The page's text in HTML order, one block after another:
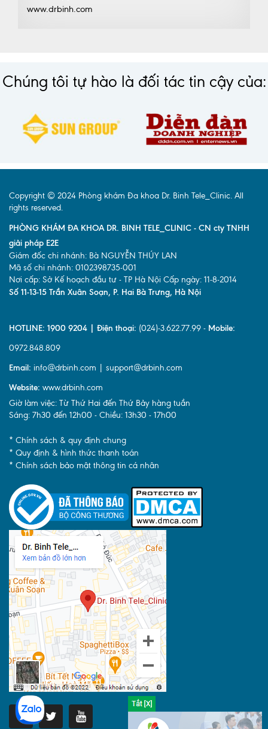
www.drbinh.com
Chúng tôi tự hào là đối tác tin cậy của:
Copyright © 2024 Phòng khám Đa khoa Dr. Binh Tele_Clinic. All
rights reserved.
PHÒNG KHÁM ĐA KHOA DR. BINH TELE_CLINIC - CN cty TNHH
giải pháp E2E
Giám đốc chi nhánh: Bà NGUYỄN THÚY LAN
Mã số chi nhánh: 0102398735-001
Nơi cấp: Sở Kế hoạch đầu tư - TP Hà Nội Cấp ngày: 11-8-2014
Số 11-13-15 Trần Xuân Soạn, P. Hai Bà Trưng, Hà Nội
HOTLINE: 1900 9204 | Điện thoại: (024)-3.622.77.99 - Mobile:
0972.848.809
Email: info@drbinh.com | support@drbinh.com
Website: www.drbinh.com
Giờ làm việc: Từ Thứ Hai đến Thứ Bảy hàng tuần
Sáng: 7h30 đến 12h00 - Chiều: 13h30 - 17h00
* Chính sách & quy định chung
* Quy định & hình thức thanh toán
* Chính sách bảo mật thông tin cá nhân